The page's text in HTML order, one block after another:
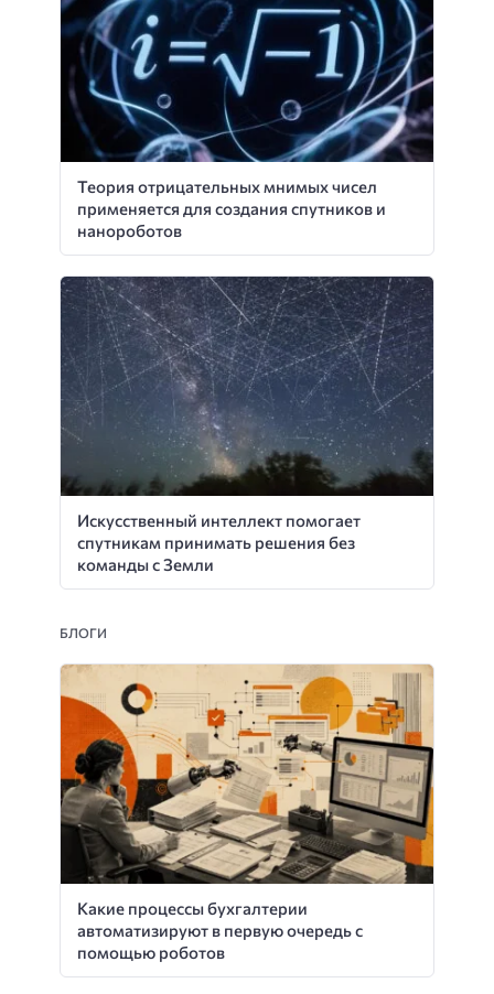
Теория отрицательных мнимых чисел
применяется для создания спутников и
нанороботов
Искусственный интеллект помогает
спутникам принимать решения без
команды с Земли
БЛОГИ
Какие процессы бухгалтерии
автоматизируют в первую очередь с
помощью роботов